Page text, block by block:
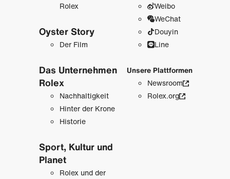
Rolex
Oyster Story
Der Film
Das Unternehmen
Rolex
Nachhaltigkeit
Hinter der Krone
Historie
Sport, Kultur und
Planet
Rolex und der
Weibo
WeChat
Douyin
Line
Unsere Plattformen
Newsroom
Rolex.org